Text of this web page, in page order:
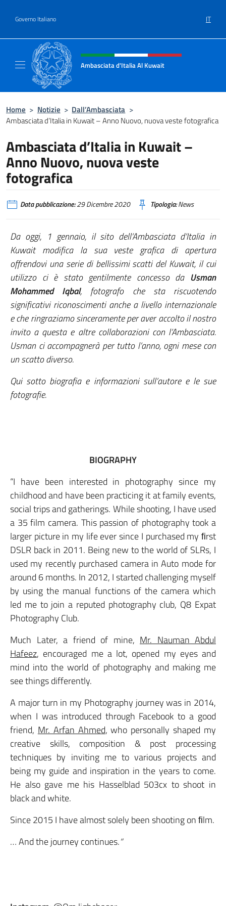
Governo Italiano IT
Intestazione sito, social e menù
Ambasciata d'Italia Al Kuwait
Home > Notizie > Dall’Ambasciata >
Ambasciata d’Italia in Kuwait – Anno Nuovo, nuova veste fotografica
Ambasciata d’Italia in Kuwait –
Anno Nuovo, nuova veste
fotografica
Data pubblicazione:29 Dicembre 2020 Tipologia:News
Da oggi, 1 gennaio, il sito dell’Ambasciata d’Italia in
Kuwait modifica la sua veste grafica di apertura
offrendovi una serie di bellissimi scatti del Kuwait, il cui
utilizzo ci è stato gentilmente concesso da Usman
Mohammed Iqbal, fotografo che sta riscuotendo
significativi riconoscimenti anche a livello internazionale
e che ringraziamo sinceramente per aver accolto il nostro
invito a questa e altre collaborazioni con l’Ambasciata.
Usman ci accompagnerà per tutto l’anno, ogni mese con
un scatto diverso.
Qui sotto biografia e informazioni sull’autore e le sue
fotografie.
BIOGRAPHY
“I have been interested in photography since my
childhood and have been practicing it at family events,
social trips and gatherings. While shooting, I have used
a 35 film camera. This passion of photography took a
larger picture in my life ever since I purchased my ﬁrst
DSLR back in 2011. Being new to the world of SLRs, I
used my recently purchased camera in Auto mode for
around 6 months. In 2012, I started challenging myself
by using the manual functions of the camera which
led me to join a reputed photography club, Q8 Expat
Photography Club.
Much Later, a friend of mine, Mr. Nauman Abdul
Hafeez, encouraged me a lot, opened my eyes and
mind into the world of photography and making me
see things differently.
A major turn in my Photography journey was in 2014,
when I was introduced through Facebook to a good
friend, Mr. Arfan Ahmed, who personally shaped my
creative skills, composition & post processing
techniques by inviting me to various projects and
being my guide and inspiration in the years to come.
He also gave me his Hasselblad 503cx to shoot in
black and white.
Since 2015 I have almost solely been shooting on ﬁlm.
… And the journey continues.“